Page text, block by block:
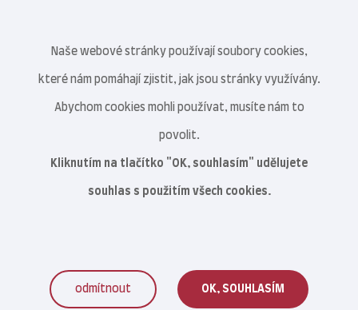
Veterinární centrum s.r.o. © 2021–2026
Naše webové stránky používají soubory cookies,
které nám pomáhají zjistit, jak jsou stránky využívány.
Abychom cookies mohli používat, musíte nám to
povolit.
Kliknutím na tlačítko "OK, souhlasím" udělujete
souhlas s použitím všech cookies.
odmítnout OK, SOUHLASÍM